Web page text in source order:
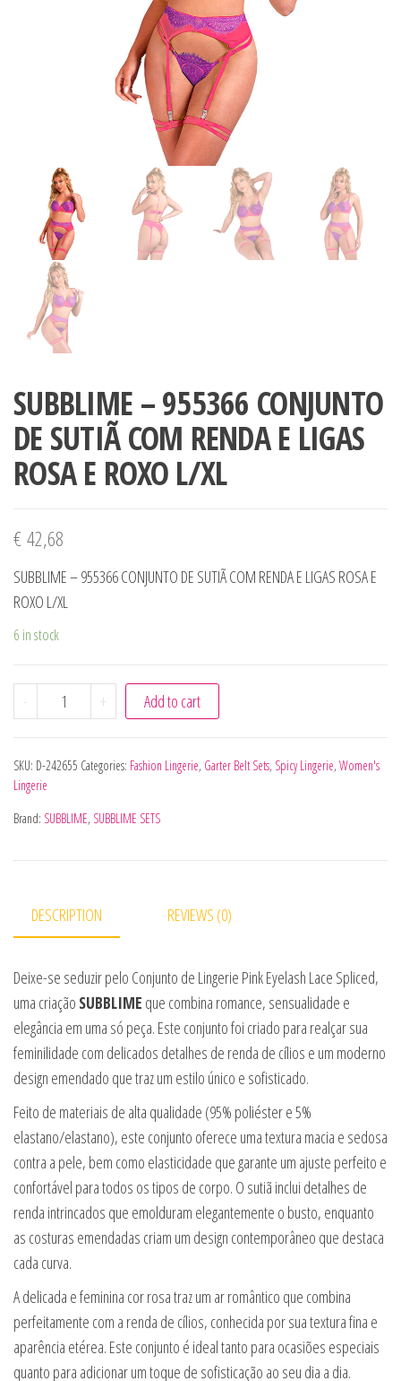
SUBBLIME – 955366 CONJUNTO
DE SUTIÃ COM RENDA E LIGAS
ROSA E ROXO L/XL
€42,68
SUBBLIME – 955366 CONJUNTO DE SUTIÃ COM RENDA E LIGAS ROSA E
ROXO L/XL
6 in stock
- SUBBLIME - 955366 CONJUNTO DE SUTIÃ COM RENDA E
+ Add to cart
SKU: D-242655 Categories: Fashion Lingerie, Garter Belt Sets, Spicy Lingerie, Women's
Lingerie
Brand: SUBBLIME, SUBBLIME SETS
DESCRIPTION REVIEWS (0)
Deixe-se seduzir pelo Conjunto de Lingerie Pink Eyelash Lace Spliced,
uma criação SUBBLIME que combina romance, sensualidade e
elegância em uma só peça. Este conjunto foi criado para realçar sua
feminilidade com delicados detalhes de renda de cílios e um moderno
design emendado que traz um estilo único e sofisticado.
Feito de materiais de alta qualidade (95% poliéster e 5%
elastano/elastano), este conjunto oferece uma textura macia e sedosa
contra a pele, bem como elasticidade que garante um ajuste perfeito e
confortável para todos os tipos de corpo. O sutiã inclui detalhes de
renda intrincados que emolduram elegantemente o busto, enquanto
as costuras emendadas criam um design contemporâneo que destaca
cada curva.
A delicada e feminina cor rosa traz um ar romântico que combina
perfeitamente com a renda de cílios, conhecida por sua textura fina e
aparência etérea. Este conjunto é ideal tanto para ocasiões especiais
quanto para adicionar um toque de sofisticação ao seu dia a dia.